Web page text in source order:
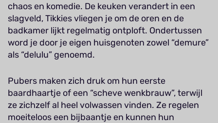
chaos en komedie. De keuken verandert in een
slagveld, Tikkies vliegen je om de oren en de
badkamer lijkt regelmatig ontploft. Ondertussen
word je door je eigen huisgenoten zowel “demure”
als “delulu” genoemd.
Pubers maken zich druk om hun eerste
baardhaartje of een “scheve wenkbrauw”, terwijl
ze zichzelf al heel volwassen vinden. Ze regelen
moeiteloos een bijbaantje en kunnen hun